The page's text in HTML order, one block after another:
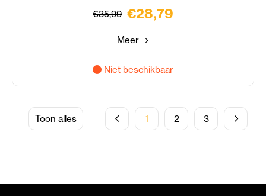
€35,99 €28,79
Meer
Niet beschikbaar
Toon alles 1 2 3